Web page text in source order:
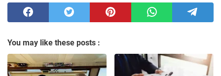
You may like these posts :